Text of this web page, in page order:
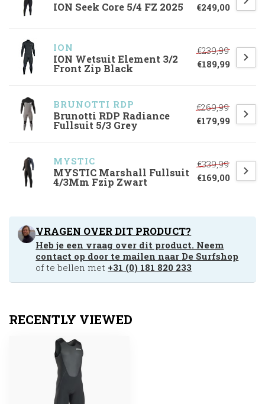
ION Seek Core 5/4 FZ 2025 €249,00
ION
ION Wetsuit Element 3/2
Front Zip Black
€239,99
€189,99
BRUNOTTI RDP
Brunotti RDP Radiance
Fullsuit 5/3 Grey
€269,99
€179,99
MYSTIC
MYSTIC Marshall Fullsuit
4/3Mm Fzip Zwart
€339,99
€169,00
VRAGEN OVER DIT PRODUCT?
Heb je een vraag over dit product. Neem
contact op door te mailen naar De Surfshop
of te bellen met +31 (0) 181 820 233
RECENTLY VIEWED